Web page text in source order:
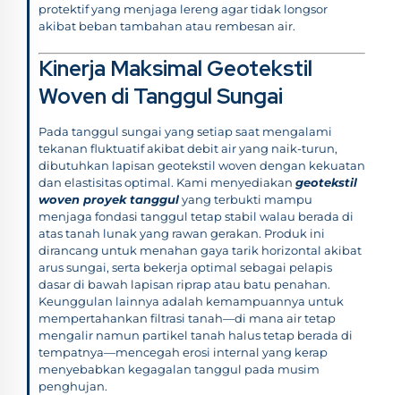
protektif yang menjaga lereng agar tidak longsor
akibat beban tambahan atau rembesan air.
Kinerja Maksimal Geotekstil
Woven di Tanggul Sungai
Pada tanggul sungai yang setiap saat mengalami
tekanan fluktuatif akibat debit air yang naik-turun,
dibutuhkan lapisan geotekstil woven dengan kekuatan
dan elastisitas optimal. Kami menyediakan geotekstil
woven proyek tanggulyang terbukti mampu
menjaga fondasi tanggul tetap stabil walau berada di
atas tanah lunak yang rawan gerakan. Produk ini
dirancang untuk menahan gaya tarik horizontal akibat
arus sungai, serta bekerja optimal sebagai pelapis
dasar di bawah lapisan riprap atau batu penahan.
Keunggulan lainnya adalah kemampuannya untuk
mempertahankan filtrasi tanah—di mana air tetap
mengalir namun partikel tanah halus tetap berada di
tempatnya—mencegah erosi internal yang kerap
menyebabkan kegagalan tanggul pada musim
penghujan.